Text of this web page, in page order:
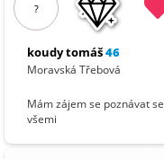
?
koudy tomáš46
Moravská Třebová
Mám zájem se poznávat se
všemi